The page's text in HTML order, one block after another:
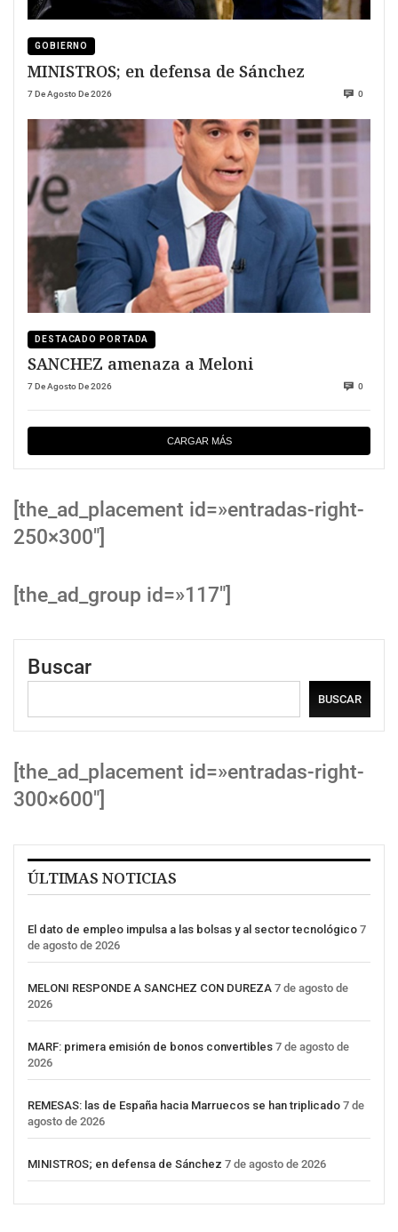
GOBIERNO
MINISTROS; en defensa de Sánchez
7 De Agosto De 2026 0
DESTACADO PORTADA
SANCHEZ amenaza a Meloni
7 De Agosto De 2026 0
CARGAR MÁS
[the_ad_placement id=»entradas-right-
250×300″]
[the_ad_group id=»117″]
Buscar
BUSCAR
[the_ad_placement id=»entradas-right-
300×600″]
ÚLTIMAS NOTICIAS
El dato de empleo impulsa a las bolsas y al sector tecnológico 7
de agosto de 2026
MELONI RESPONDE A SANCHEZ CON DUREZA 7 de agosto de
2026
MARF: primera emisión de bonos convertibles 7 de agosto de
2026
REMESAS: las de España hacia Marruecos se han triplicado 7 de
agosto de 2026
MINISTROS; en defensa de Sánchez 7 de agosto de 2026